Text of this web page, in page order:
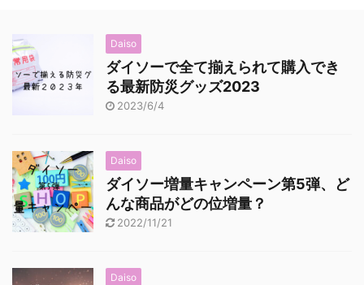
Daiso
ダイソーで全て揃えられて購入でき
る最新防災グッズ2023
2023/6/4
Daiso
ダイソー増量キャンペーン第5弾、ど
んな商品がどの位増量？
2022/11/21
Daiso